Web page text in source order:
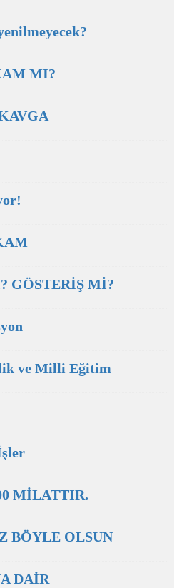
MI?
GÖSTERİŞ Mİ?
ve Milli Eğitim
MİLATTIR.
BÖYLE OLSUN
DAİR